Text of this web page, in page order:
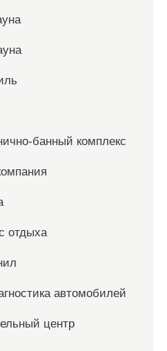
банный комплекс
отдыха
автомобилей
центр